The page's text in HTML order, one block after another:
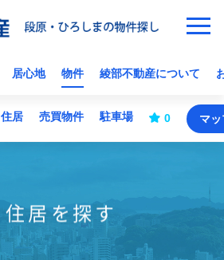
居心地 物件 綾部不動産について
住居 売買物件 駐車場 0 マッ
住居を探す